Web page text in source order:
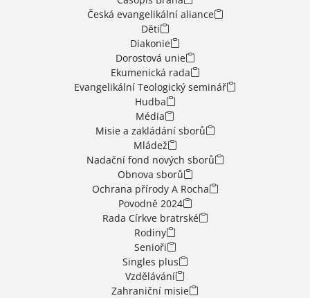
Česká evangelikální aliance
Děti
Diakonie
Dorostová unie
Ekumenická rada
Evangelikální Teologický seminář
Hudba
Média
Misie a zakládání sborů
Mládež
Nadační fond nových sborů
Obnova sborů
Ochrana přírody A Rocha
Povodně 2024
Rada Církve bratrské
Rodiny
Senioři
Singles plus
Vzdělávání
Zahraniční misie